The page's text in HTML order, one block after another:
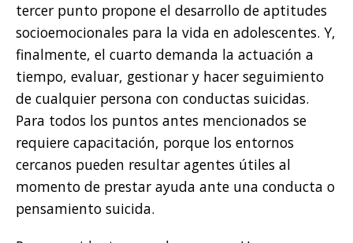
tercer punto propone el desarrollo de aptitudes
socioemocionales para la vida en adolescentes. Y,
finalmente, el cuarto demanda la actuación a
tiempo, evaluar, gestionar y hacer seguimiento
de cualquier persona con conductas suicidas.
Para todos los puntos antes mencionados se
requiere capacitación, porque los entornos
cercanos pueden resultar agentes útiles al
momento de prestar ayuda ante una conducta o
pensamiento suicida.